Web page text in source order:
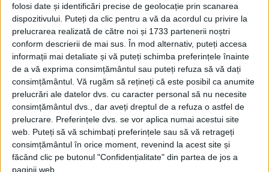
folosi date și identificări precise de geolocație prin scanarea
dispozitivului. Puteți da clic pentru a vă da acordul cu privire la
prelucrarea realizată de către noi și 1733 partenerii noștri
conform descrierii de mai sus. În mod alternativ, puteți accesa
informații mai detaliate și vă puteți schimba preferințele înainte
de a vă exprima consimțământul sau puteți refuza să vă dați
consimțământul. Vă rugăm să rețineți că este posibil ca anumite
prelucrări ale datelor dvs. cu caracter personal să nu necesite
consimțământul dvs., dar aveți dreptul de a refuza o astfel de
prelucrare. Preferințele dvs. se vor aplica numai acestui site
web. Puteți să vă schimbați preferințele sau să vă retrageți
consimțământul în orice moment, revenind la acest site și
făcând clic pe butonul "Confidențialitate" din partea de jos a
paginii web.
Cea mai mare revistă de istorie din Europa!.
Media KIT
PORTOFOLIU
Capital
Evenimentul Zilei